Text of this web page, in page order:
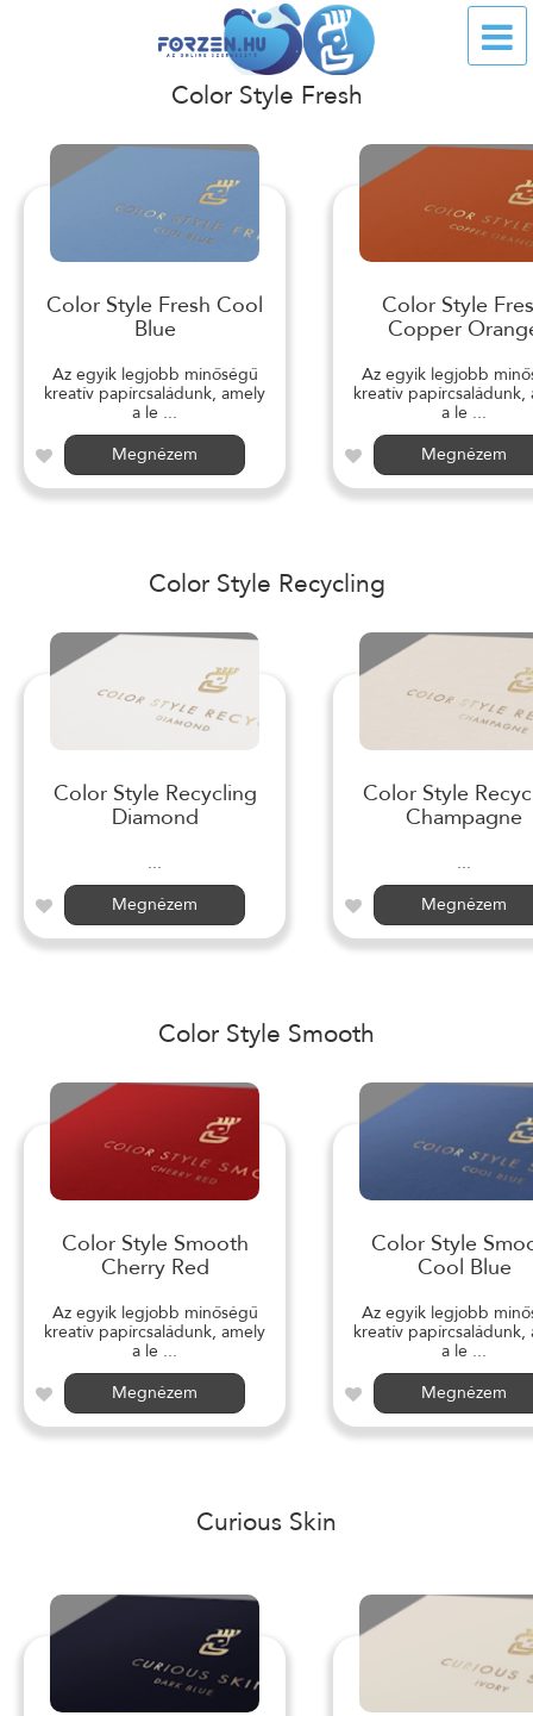
Color Style Fresh
Color Style Fresh Cool
Blue
Az egyik legjobb minőségű
kreatív papírcsaládunk, amely
a le ...
Megnézem
Color Style
Copper
Az egyik legjobb
kreatív papírcsaládunk,
a le ...
Megnézem
Color Style Recycling
Color Style Recycling
Diamond
...
Megnézem
Color Style
Champagne
...
Megnézem
Color Style Smooth
Color Style Smooth
Cherry Red
Az egyik legjobb minőségű
kreatív papírcsaládunk, amely
a le ...
Megnézem
Color Style
Cool Blue
Az egyik legjobb
kreatív papírcsaládunk,
a le ...
Megnézem
Curious Skin